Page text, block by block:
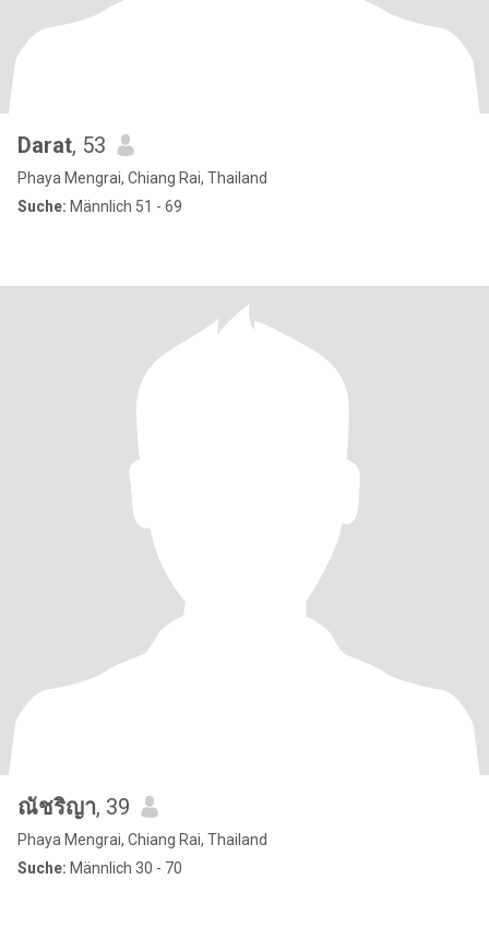
Darat, 53
Phaya Mengrai, Chiang Rai, Thailand
Suche: Männlich 51 - 69
ณัชริญา, 39
Phaya Mengrai, Chiang Rai, Thailand
Suche: Männlich 30 - 70